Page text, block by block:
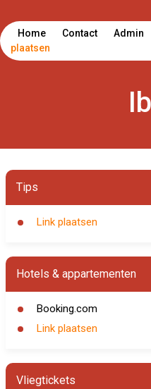
Home Contact Admin
plaatsen
Tips
Link plaatsen
Hotels & appartementen
Booking.com
Link plaatsen
Vliegtickets